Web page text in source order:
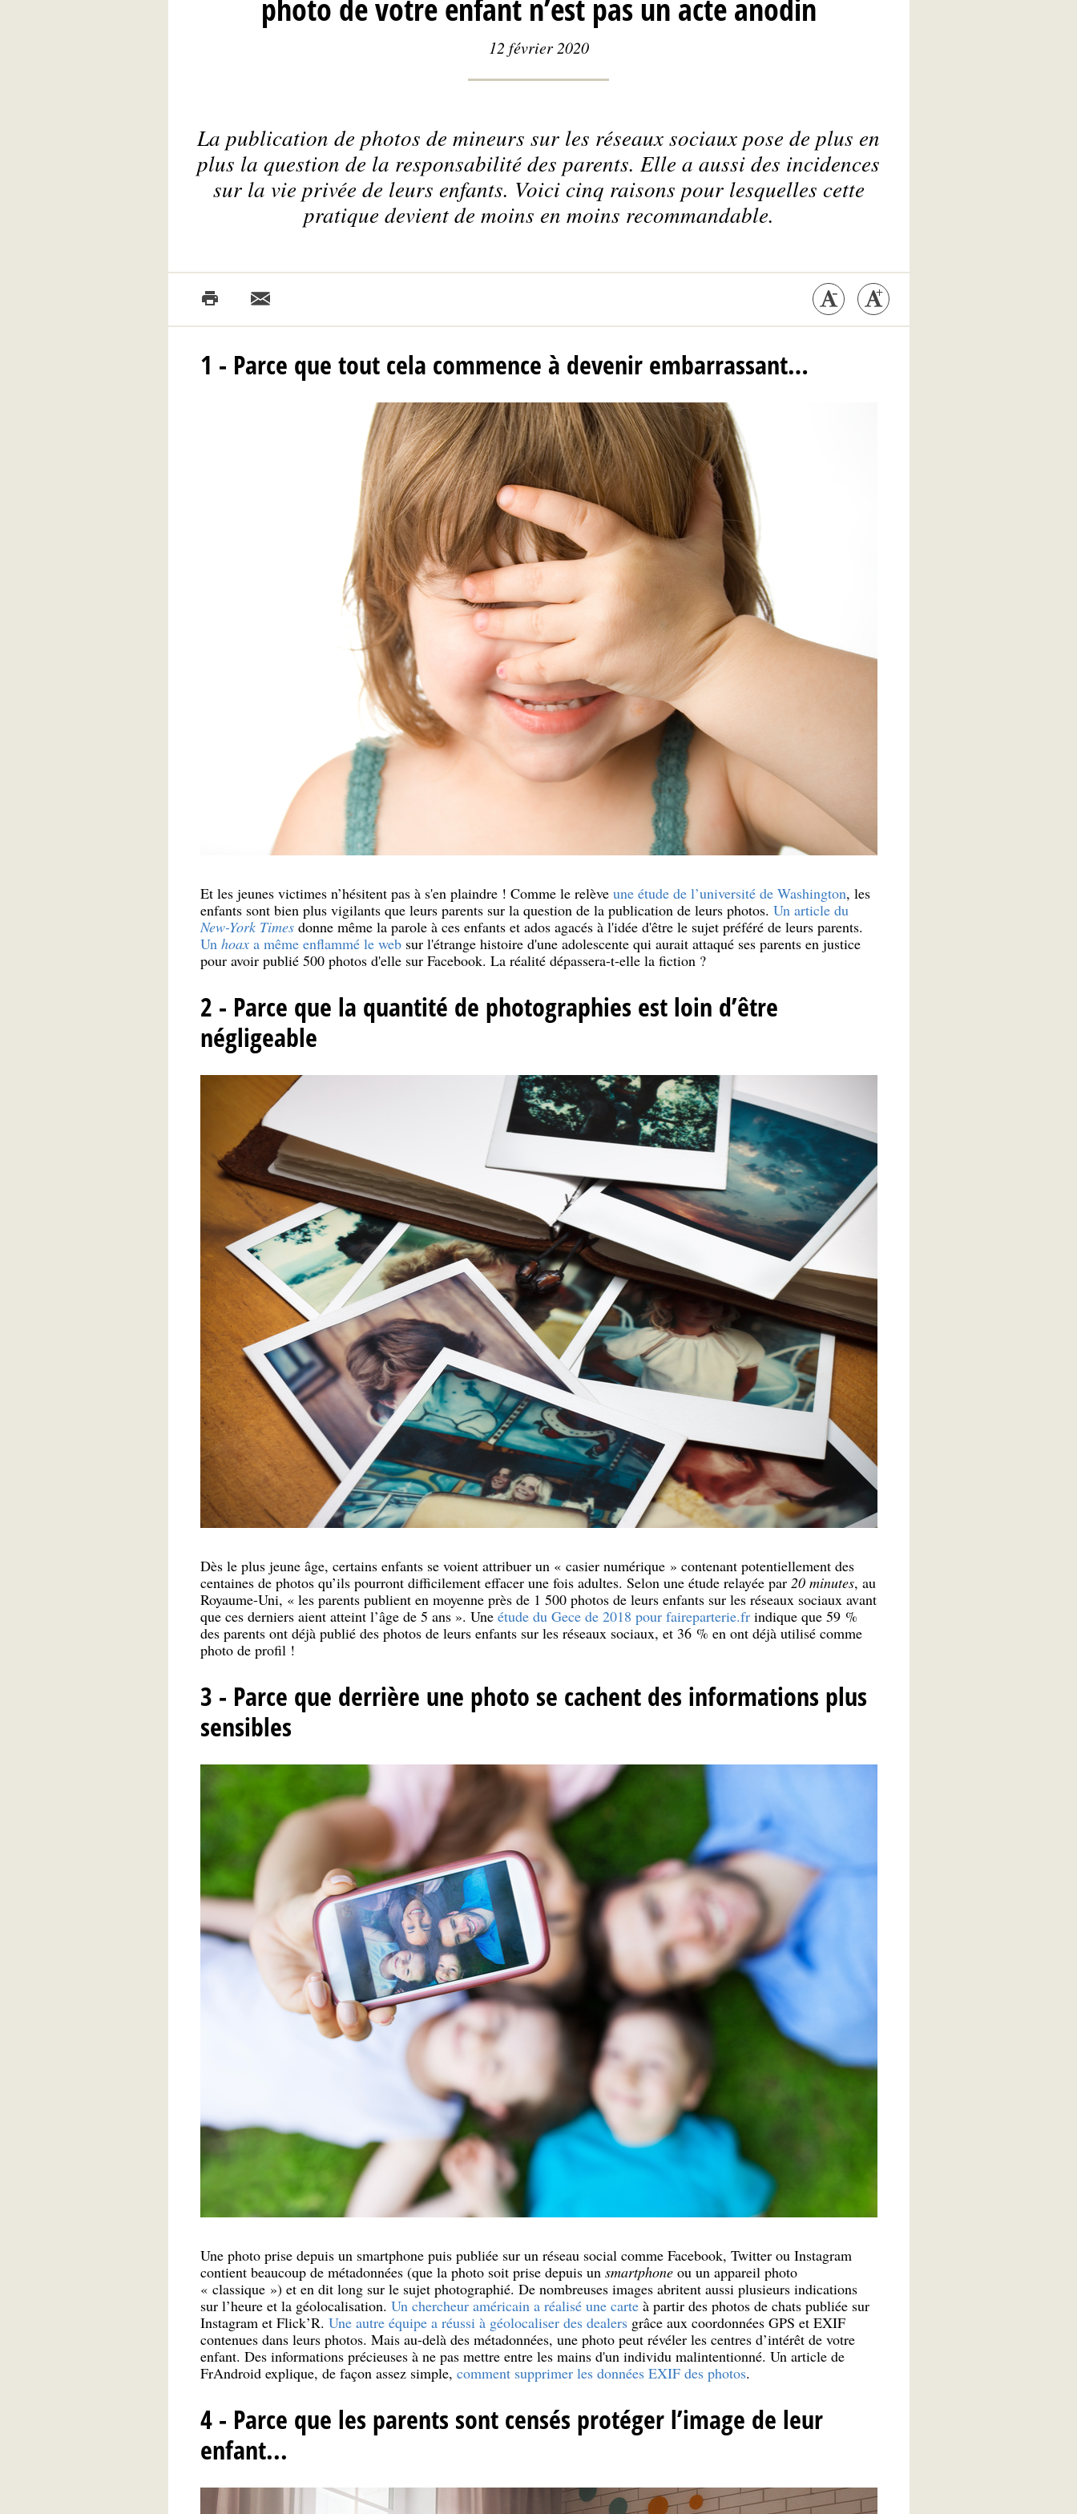
photo de votre enfant n’est pas un acte anodin
12 février 2020
La publication de photos de mineurs sur les réseaux sociaux pose de plus en
plus la question de la responsabilité des parents. Elle a aussi des incidences
sur la vie privée de leurs enfants. Voici cinq raisons pour lesquelles cette
pratique devient de moins en moins recommandable.
1 - Parce que tout cela commence à devenir embarrassant…
Et les jeunes victimes n’hésitent pas à s'en plaindre ! Comme le relève une étude de l’université de Washington, les
enfants sont bien plus vigilants que leurs parents sur la question de la publication de leurs photos. Un article du
New-York Timesdonne même la parole à ces enfants et ados agacés à l'idée d'être le sujet préféré de leurs parents.
Un hoaxa même enflammé le websur l'étrange histoire d'une adolescente qui aurait attaqué ses parents en justice
pour avoir publié 500 photos d'elle sur Facebook. La réalité dépassera-t-elle la fiction ?
2 - Parce que la quantité de photographies est loin d’être
négligeable
Dès le plus jeune âge, certains enfants se voient attribuer un « casier numérique » contenant potentiellement des
centaines de photos qu’ils pourront difficilement effacer une fois adultes. Selon une étude relayée par 20 minutes, au
Royaume-Uni, « les parents publient en moyenne près de 1 500 photos de leurs enfants sur les réseaux sociaux avant
que ces derniers aient atteint l’âge de 5 ans ». Une étude du Gece de 2018 pour faireparterie.frindique que 59 %
des parents ont déjà publié des photos de leurs enfants sur les réseaux sociaux, et 36 % en ont déjà utilisé comme
photo de profil !
3 - Parce que derrière une photo se cachent des informations plus
sensibles
Une photo prise depuis un smartphone puis publiée sur un réseau social comme Facebook, Twitter ou Instagram
contient beaucoup de métadonnées (que la photo soit prise depuis un smartphoneou un appareil photo
« classique ») et en dit long sur le sujet photographié. De nombreuses images abritent aussi plusieurs indications
sur l’heure et la géolocalisation. Un chercheur américain a réalisé une carteà partir des photos de chats publiée sur
Instagram et Flick’R. Une autre équipe a réussi à géolocaliser des dealersgrâce aux coordonnées GPS et EXIF
contenues dans leurs photos. Mais au-delà des métadonnées, une photo peut révéler les centres d’intérêt de votre
enfant. Des informations précieuses à ne pas mettre entre les mains d'un individu malintentionné. Un article de
FrAndroid explique, de façon assez simple, comment supprimer les données EXIF des photos.
4 - Parce que les parents sont censés protéger l’image de leur
enfant...